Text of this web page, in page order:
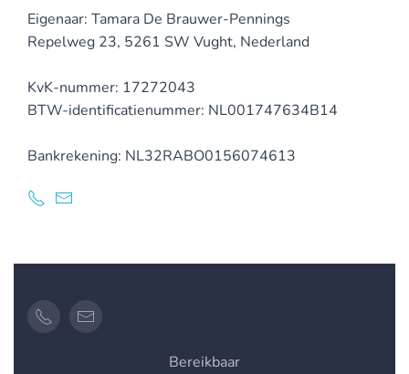
Eigenaar: Tamara De Brauwer-Pennings
Repelweg 23, 5261 SW Vught, Nederland
KvK-nummer: 17272043
BTW-identificatienummer: NL001747634B14
Bankrekening: NL32RABO0156074613
Bereikbaar